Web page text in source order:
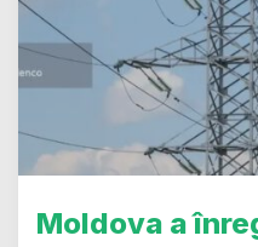
Moldova a